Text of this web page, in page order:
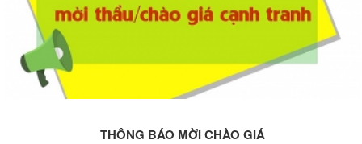
THÔNG BÁO MỜI CHÀO GIÁ